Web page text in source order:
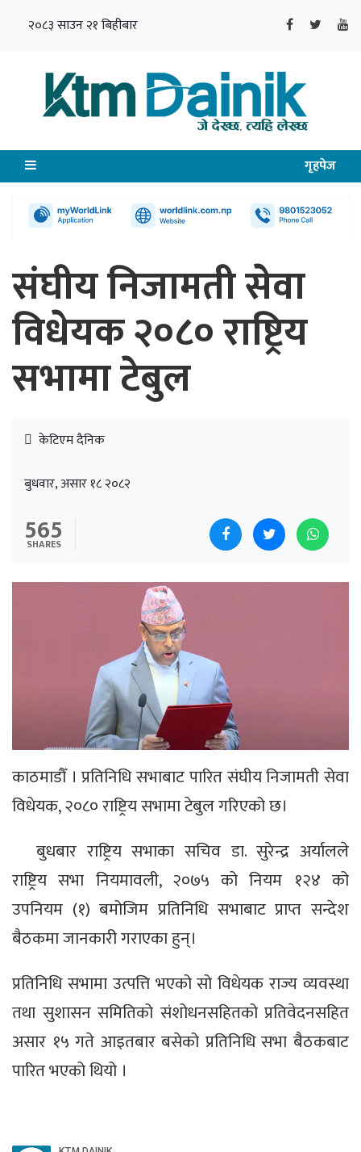
२०८३ साउन २१ बिहीबार
गृहपेज
संघीय निजामती सेवा
विधेयक २०८० राष्ट्रिय
सभामा टेबुल
केटिएम दैनिक
बुधवार, असार १८ २०८२
565
SHARES
काठमाडौँ । प्रतिनिधि सभाबाट पारित संघीय निजामती सेवा
विधेयक, २०८० राष्ट्रिय सभामा टेबुल गरिएको छ।
बुधबार राष्ट्रिय सभाका सचिव डा. सुरेन्द्र अर्यालले
राष्ट्रिय सभा नियमावली, २०७५ को नियम १२४ को
उपनियम (१) बमोजिम प्रतिनिधि सभाबाट प्राप्त सन्देश
बैठकमा जानकारी गराएका हुन्।
प्रतिनिधि सभामा उत्पत्ति भएको सो विधेयक राज्य व्यवस्था
तथा सुशासन समितिको संशोधनसहितको प्रतिवेदनसहित
असार १५ गते आइतबार बसेको प्रतिनिधि सभा बैठकबाट
पारित भएको थियो ।